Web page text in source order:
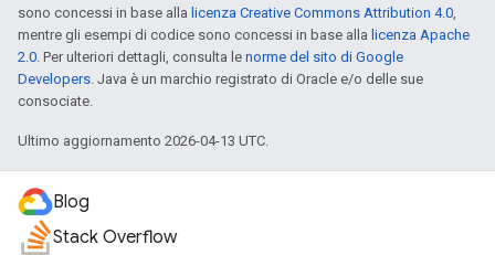
sono concessi in base alla licenza Creative Commons Attribution 4.0,
mentre gli esempi di codice sono concessi in base alla licenza Apache
2.0. Per ulteriori dettagli, consulta le norme del sito di Google
Developers. Java è un marchio registrato di Oracle e/o delle sue
consociate.
Ultimo aggiornamento 2026-04-13 UTC.
Blog
Stack Overflow